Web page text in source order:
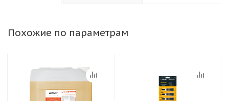
Похожие по параметрам